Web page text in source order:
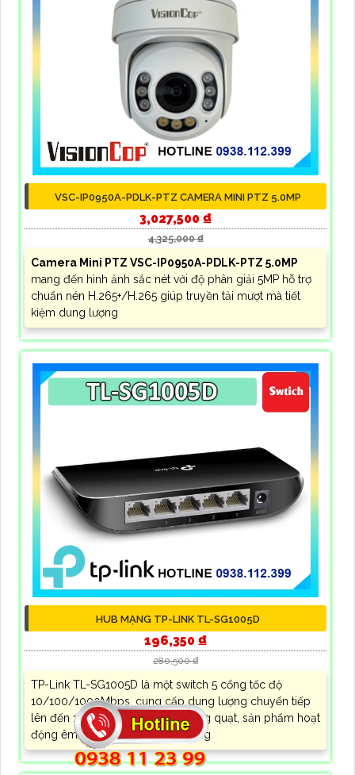
VSC-IP0950A-PDLK-PTZ CAMERA MINI PTZ 5.0MP
3,027,500 ₫
4,325,000 ₫
Camera Mini PTZ VSC-IP0950A-PDLK-PTZ 5.0MP
mang đến hình ảnh sắc nét với độ phân giải 5MP hỗ trợ
chuẩn nén H.265+/H.265 giúp truyền tải mượt mà tiết
kiệm dung lượng
HUB MẠNG TP-LINK TL-SG1005D
196,350 ₫
280,500 ₫
TP-Link TL-SG1005D là một switch 5 cổng tốc độ
10/100/1000Mbps, cung cấp dung lượng chuyển tiếp
lên đến 10Gbps. Với thiết kế không quạt, sản phẩm hoạt
động êm ái và tiết kiệm năng lượng